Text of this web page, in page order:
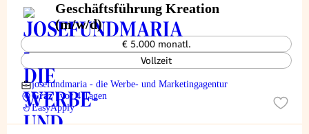
Geschäftsführung Kreation
(m/w/d)
€ 5.000 monatl.
Vollzeit
josefundmaria - die Werbe- und Marketingagentur
Graz | vor 4 Tagen
EasyApply